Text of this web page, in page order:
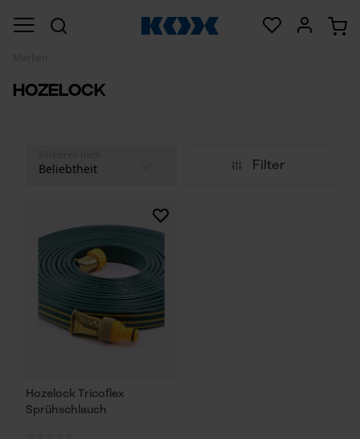
Hozelock
Filter
Hozelock Tricoflex
Sprühschlauch